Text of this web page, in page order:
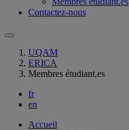
Contactez-nous
UQAM
ERICA
Membres étudiant.es
fr
en
Accueil